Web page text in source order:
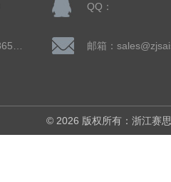
QQ：
邮箱：
© 2026 版权所有：浙江赛